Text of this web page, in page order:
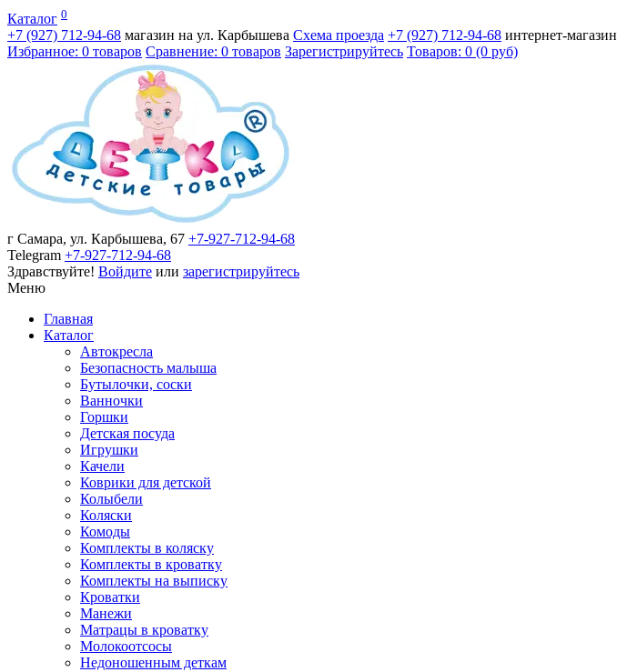
Каталог 0
+7 (927) 712-94-68 магазин на ул. Карбышева Схема проезда +7 (927) 712-94-68 интернет-магазин
Избранное: 0 товаров Сравнение: 0 товаров Зарегистрируйтесь Товаров: 0 (0 руб)
г Самара, ул. Карбышева, 67 +7-927-712-94-68
Telegram +7-927-712-94-68
Здравствуйте! Войдите или зарегистрируйтесь
Меню
Главная
Каталог
Автокресла
Безопасность малыша
Бутылочки, соски
Ванночки
Горшки
Детская посуда
Игрушки
Качели
Коврики для детской
Колыбели
Коляски
Комоды
Комплекты в коляску
Комплекты в кроватку
Комплекты на выписку
Кроватки
Манежи
Матрацы в кроватку
Молокоотсосы
Недоношенным деткам